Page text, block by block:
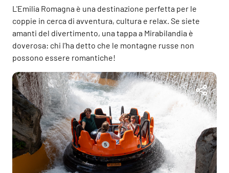
L'Emilia Romagna è una destinazione perfetta per le
coppie in cerca di avventura, cultura e relax. Se siete
amanti del divertimento, una tappa a Mirabilandia è
doverosa: chi l’ha detto che le montagne russe non
possono essere romantiche!